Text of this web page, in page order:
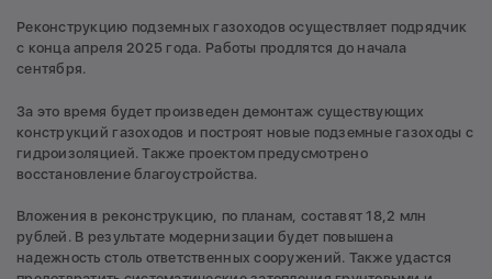
Реконструкцию подземных газоходов осуществляет подрядчик
с конца апреля 2025 года. Работы продлятся до начала
сентября.
За это время будет произведен демонтаж существующих
конструкций газоходов и построят новые подземные газоходы с
гидроизоляцией. Также проектом предусмотрено
восстановление благоустройства.
Вложения в реконструкцию, по планам, составят 18,2 млн
рублей. В результате модернизации будет повышена
надежность столь ответственных сооружений. Также удастся